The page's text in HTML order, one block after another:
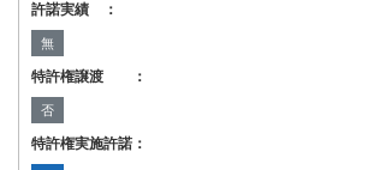
許諾実績 ：
無
特許権譲渡 ：
否
特許権実施許諾：